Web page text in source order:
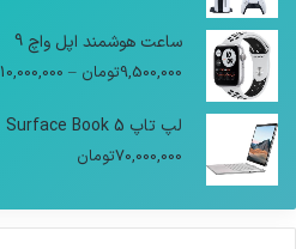
ساعت هوشمند اپل واچ 9
9,500,000تومان –
10,000,000
لپ تاپ Surface Book 5
70,000,000تومان